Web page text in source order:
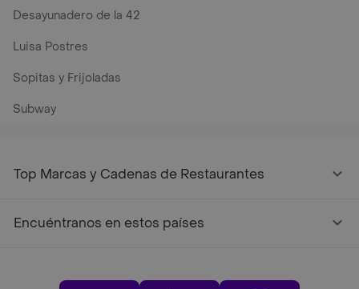
Desayunadero de la 42
Luisa Postres
Sopitas y Frijoladas
Subway
Top Marcas y Cadenas de Restaurantes
Encuéntranos en estos países